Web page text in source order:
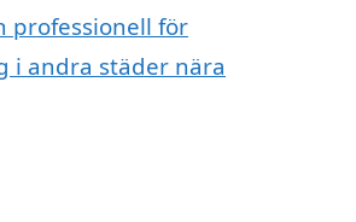
professionell för
i andra städer nära